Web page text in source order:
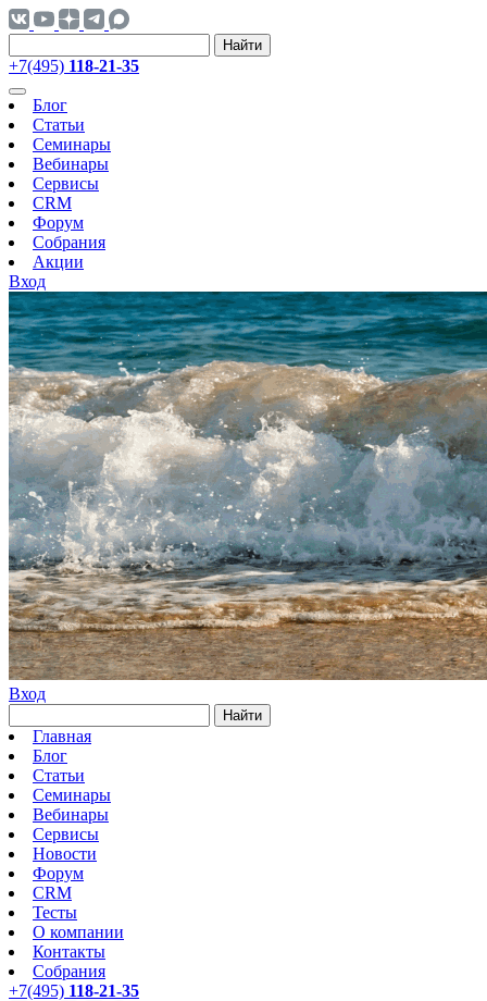
Найти
+7(495) 118-21-35
Блог
Статьи
Семинары
Вебинары
Сервисы
CRM
Форум
Собрания
Акции
Вход
Вход
Найти
Главная
Блог
Статьи
Семинары
Вебинары
Сервисы
Новости
Форум
CRM
Тесты
О компании
Контакты
Собрания
+7(495) 118-21-35